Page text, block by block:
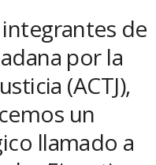
de
por la
(ACTJ),
un
llamado a